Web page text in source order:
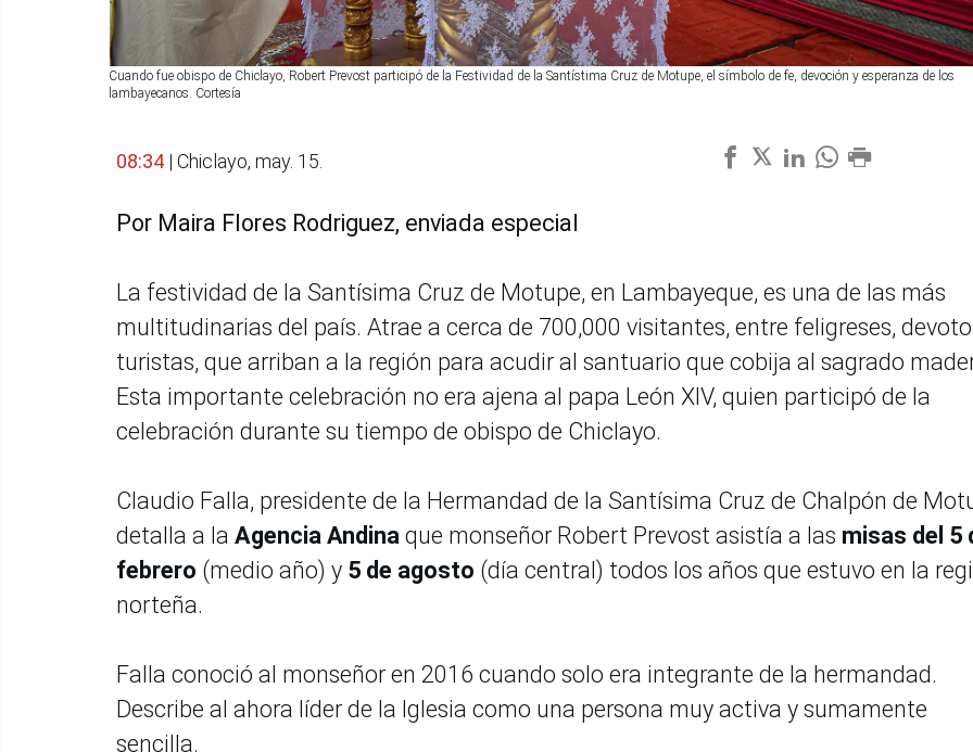
Cuando fue obispo de Chiclayo, Robert Prevost participó de la Festividad de la Santístima Cruz de Motupe, el símbolo de fe, devoción y esperanza de los
lambayecanos. Cortesía
08:34 | Chiclayo, may. 15.
Por Maira Flores Rodriguez, enviada especial
La festividad de la Santísima Cruz de Motupe, en Lambayeque, es una de las más
multitudinarias del país. Atrae a cerca de 700,000 visitantes, entre feligreses,
turistas, que arriban a la región para acudir al santuario que cobija al sagrado
Esta importante celebración no era ajena al papa León XIV, quien participó de la
celebración durante su tiempo de obispo de Chiclayo.
Claudio Falla, presidente de la Hermandad de la Santísima Cruz de Chalpón de
detalla a la Agencia Andina que monseñor Robert Prevost asistía a las misas del 5
febrero (medio año) y 5 de agosto (día central) todos los años que estuvo en la
norteña.
Falla conoció al monseñor en 2016 cuando solo era integrante de la hermandad.
Describe al ahora líder de la Iglesia como una persona muy activa y sumamente
sencilla.